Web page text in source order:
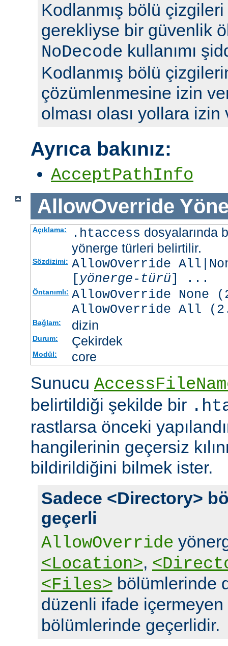
Kodlanmış bölü
gerekliyse bir güvenlik
NoDecode kullanımı
Kodlanmış bölü
çözümlenmesine izin
olması olası yollara
Ayrıca bakınız:
AcceptPathInfo
AllowOverride
Açıklama: .htaccess dosyalarında
yönerge türleri belirtilir.
Sözdizimi: AllowOverride
[yönerge-türü] ...
Öntanımlı: AllowOverride None
AllowOverride All
Bağlam: dizin
Durum: Çekirdek
Modül: core
Sunucu
belirtildiği şekilde bir
rastlarsa önceki
hangilerinin geçersiz
bildirildiğini bilmek ister.
Sadece <Directory>
geçerli
AllowOverride
<Location>,
<Files> bölümlerinde
düzenli ifade içermeyen
bölümlerinde geçerlidir.